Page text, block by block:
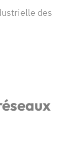
des